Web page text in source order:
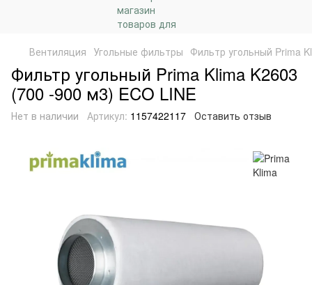
Вентиляция Угольные фильтры Фильтр угольный Prima
Фильтр угольный Prima Klima K2603
(700 -900 м3) ECO LINE
Нет в наличии Артикул: 1157422117 Оставить отзыв